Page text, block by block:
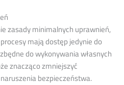
zasady minimalnych uprawnień,
mają dostęp jedynie do
do wykonywania własnych
znacząco zmniejszyć
bezpieczeństwa.